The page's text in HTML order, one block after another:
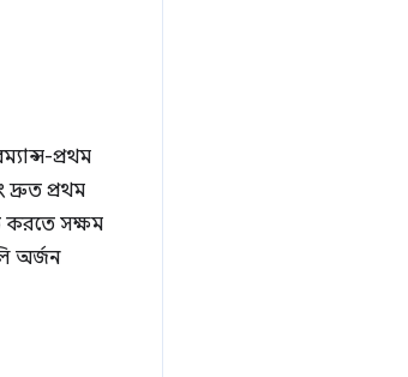
প্রথম
দ্রুত প্রথম
করতে সক্ষম
অর্জন